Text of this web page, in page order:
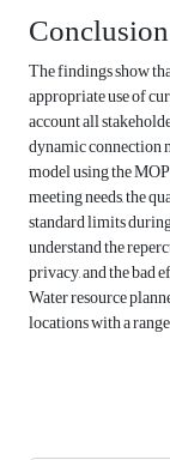
Conclusion
The findings show
appropriate use of
account all
dynamic connection
model using the
meeting needs, the
standard limits
understand the
privacy, and the bad
Water resource
locations with a